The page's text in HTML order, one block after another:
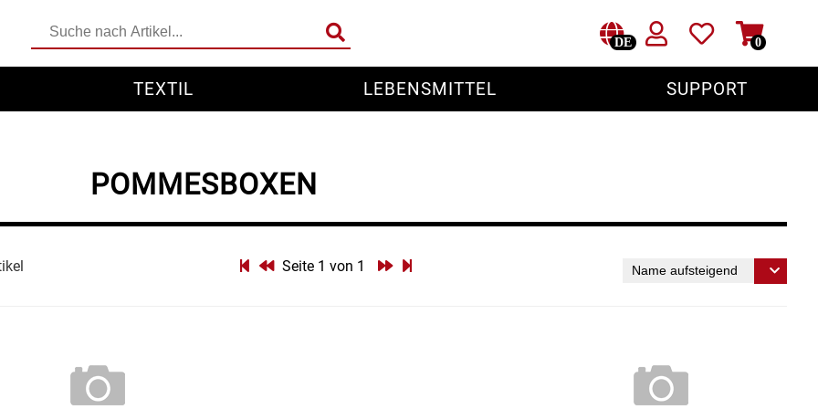
DE 0
TEXTIL LEBENSMITTEL SUPPORT
POMMESBOXEN
Seite 1 von 1